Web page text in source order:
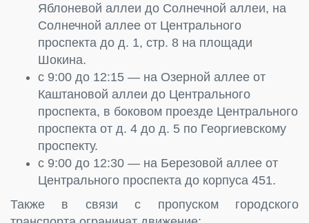
Яблоневой аллеи до Солнечной аллеи, на
Солнечной аллее от Центрального
проспекта до д. 1, стр. 8 на площади
Шокина.
с 9:00 до 12:15 — на Озерной аллее от
Каштановой аллеи до Центрального
проспекта, в боковом проезде Центрального
проспекта от д. 4 до д. 5 по Георгиевскому
проспекту.
с 9:00 до 12:30 — на Березовой аллее от
Центрального проспекта до корпуса 451.
Также в связи с пропуском городского